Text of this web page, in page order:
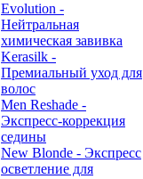
Evolution -
Нейтральная
химическая завивка
Kerasilk -
Премиальный уход для
волос
Men Reshade -
Экспресс-коррекция
седины
New Blonde - Экспресс
осветление для